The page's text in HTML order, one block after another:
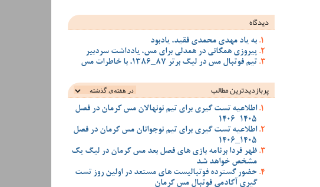
دیدگاه
به یاد مهدی محمدی فقید، یادبود
پیروزی همگانی در همدلی برای مس، یادداشت سردبیر
تیم فوتبال مس در لیگ برتر 87_1386، با خاطرات مس
پربازدیدترین‌ مطالب
اطلاعیه تست گیری برای تیم نونهالان مس کرمان در فصل
1405-1406
اطلاعیه تست گیری برای تیم نوجوانان مس کرمان در فصل
1405_1406
ظهر فردا برنامه بازی های فصل بعد مس کرمان در لیگ یک
مشخص خواهد شد
حضور گسترده فوتبالیست های مستعد در اولین روز تست
گیری آکادمی فوتبال مس کرمان